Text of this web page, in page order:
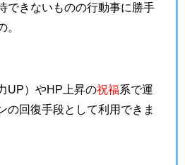
できないものの行動事に勝手
。
UP）やHP上昇の祝福系で運
の回復手段として利用できま